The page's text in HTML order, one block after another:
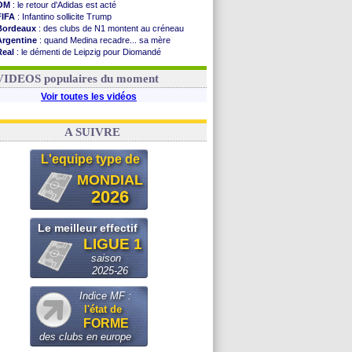
: le retour d'Adidas est acté
: Infantino sollicite Trump
: des clubs de N1 montent au créneau
: quand Medina recadre... sa mère
: le démenti de Leipzig pour Diomandé
: Paixão attire un 2e club anglais
populaires du moment
Voir toutes les vidéos
A SUIVRE
L'equipe type de
MONDIAL
2026
Le meilleur effectif
LIGUE 1
saison
2025-26
Indice MF :
l'état de
FORME
des clubs en europe